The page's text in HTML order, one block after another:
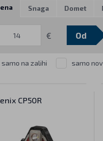
Snaga Domet
€
samo na zalihi samo
CP50R